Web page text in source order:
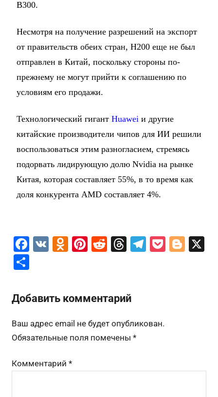
B300.
Несмотря на получение разрешений на экспорт
от правительств обеих стран, H200 еще не был
отправлен в Китай, поскольку стороны по-
прежнему не могут прийти к соглашению по
условиям его продажи.
Технологический гигант Huaweiи другие
китайские производители чипов для ИИ решили
воспользоваться этим разногласием, стремясь
подорвать лидирующую долю Nvidia на рынке
Китая, которая составляет 55%, в то время как
доля конкурента AMD составляет 4%.
F
a
c
e
b
o
o
V
O
kl
a
s
ni
Pi
st
R
t
T
a
d
s
T
m
P
Bl
п
а
в
ть
Добавить комментарий
Ваш адрес email не будет опубликован.
Обязательные поля помечены *
Комментарий *